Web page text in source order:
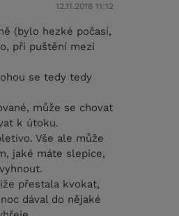
12.11.2018 11:12
(bylo hezké počasí,
při puštění mezi
se tedy tedy
může se chovat
k útoku.
Vše ale může
jaké máte slepice,
přestala kvokat,
dával do nějaké